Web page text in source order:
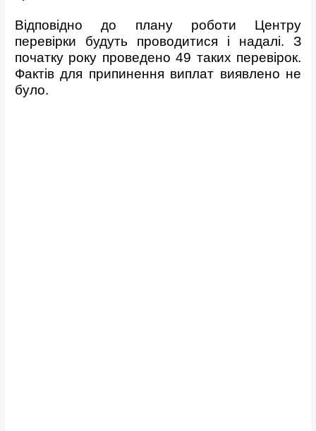
Відповідно до плану роботи Центру
перевірки будуть проводитися і надалі. З
початку року проведено 49 таких перевірок.
Фактів для припинення виплат виявлено не
було.